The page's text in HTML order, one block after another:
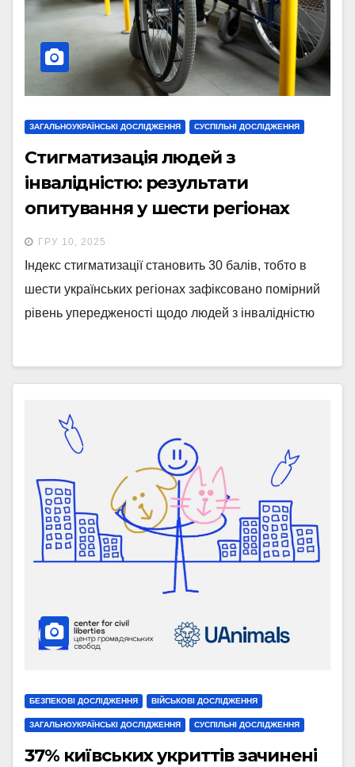
ЗАГАЛЬНОУКРАЇНСЬКІ ДОСЛІДЖЕННЯ СУСПІЛЬНІ ДОСЛІДЖЕННЯ
Стигматизація людей з
інвалідністю: результати
опитування у шести регіонах
України
ГРУ 10, 2025
Індекс стигматизації становить 30 балів, тобто в
шести українських регіонах зафіксовано помірний
рівень упередженості щодо людей з інвалідністю
БЕЗПЕКОВІ ДОСЛІДЖЕННЯ ВІЙСЬКОВІ ДОСЛІДЖЕННЯ
ЗАГАЛЬНОУКРАЇНСЬКІ ДОСЛІДЖЕННЯ СУСПІЛЬНІ ДОСЛІДЖЕННЯ
37% київських укриттів зачинені